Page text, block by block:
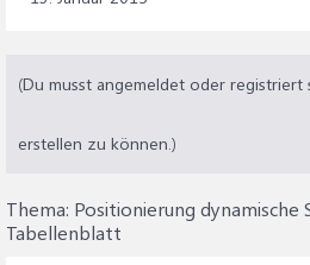
(Du musst angemeldet oder
erstellen zu können.)
Thema: Positionierung dynamische
Tabellenblatt